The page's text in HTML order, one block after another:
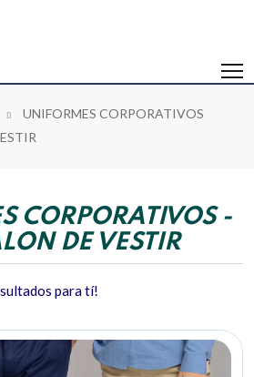
UNIFORMES CORPORATIVOS
CORPORATIVOS -
DE VESTIR
para tí!